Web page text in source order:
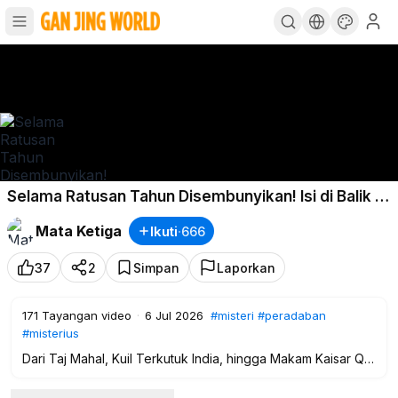
Selama Ratusan Tahun Disembunyikan! Isi di Balik 4
Pintu Misterius Ini Bikin Dunia Ketakutan
Mata Ketiga
Ikuti·666
37 2 Simpan Laporkan
171 Tayangan video · 6 Jul 2026 #misteri #peradaban
#misterius
Dari Taj Mahal, Kuil Terkutuk India, hingga Makam Kaisar Qin